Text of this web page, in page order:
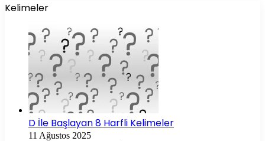
Kelimeler
D İle Başlayan 8 Harfli Kelimeler
11 Ağustos 2025